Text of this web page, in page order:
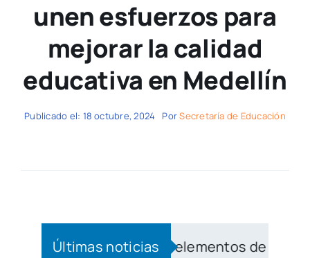
unen esfuerzos para
mejorar la calidad
educativa en Medellín
Publicado el: 18 octubre, 2024 PorSecretaría de Educación
Últimas noticias
3.400 nuevos elementos de dotación